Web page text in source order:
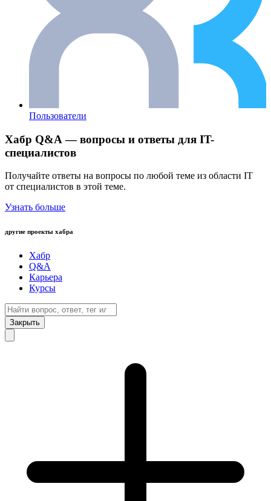
Пользователи
Хабр Q&A — вопросы и ответы для IT-
специалистов
Получайте ответы на вопросы по любой теме из области IT
от специалистов в этой теме.
Узнать больше
другие проекты хабра
Хабр
Q&A
Карьера
Курсы
Закрыть